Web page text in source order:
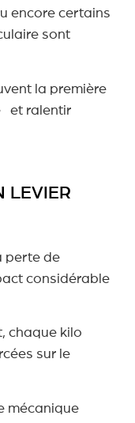
encore certains
sont
la première
et ralentir
LEVIER
perte de
considérable
chaque kilo
sur le
mécanique